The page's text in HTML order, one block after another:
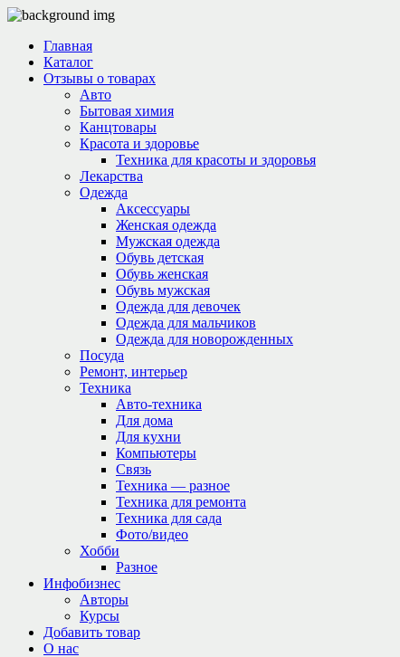
Главная
Каталог
Отзывы о товарах
Авто
Бытовая химия
Канцтовары
Красота и здоровье
Техника для красоты и здоровья
Лекарства
Одежда
Аксессуары
Женская одежда
Мужская одежда
Обувь детская
Обувь женская
Обувь мужская
Одежда для девочек
Одежда для мальчиков
Одежда для новорожденных
Посуда
Ремонт, интерьер
Техника
Авто-техника
Для дома
Для кухни
Компьютеры
Связь
Техника — разное
Техника для ремонта
Техника для сада
Фото/видео
Хобби
Разное
Инфобизнес
Авторы
Курсы
Добавить товар
О нас